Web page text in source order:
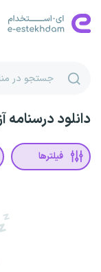
دانلود درسنامه
فیلترها